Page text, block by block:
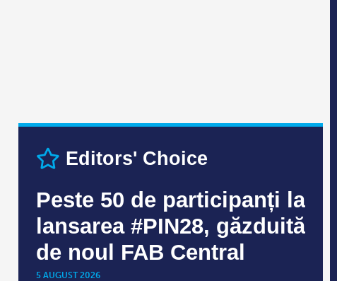
Editors' Choice
Peste 50 de participanți la
lansarea #PIN28, găzduită
de noul FAB Central
5 AUGUST 2026